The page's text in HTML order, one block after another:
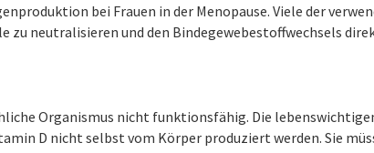
bei Frauen in der Menopause. Viele der
zu neutralisieren und den Bindegewebestoffwechsels
Organismus nicht funktionsfähig. Die
D nicht selbst vom Körper produziert werden. Sie